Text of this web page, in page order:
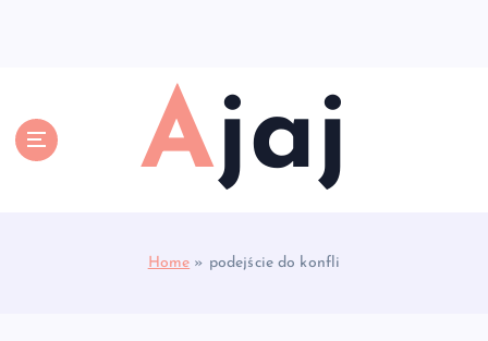
Ajaj
Home » podejście do konfli